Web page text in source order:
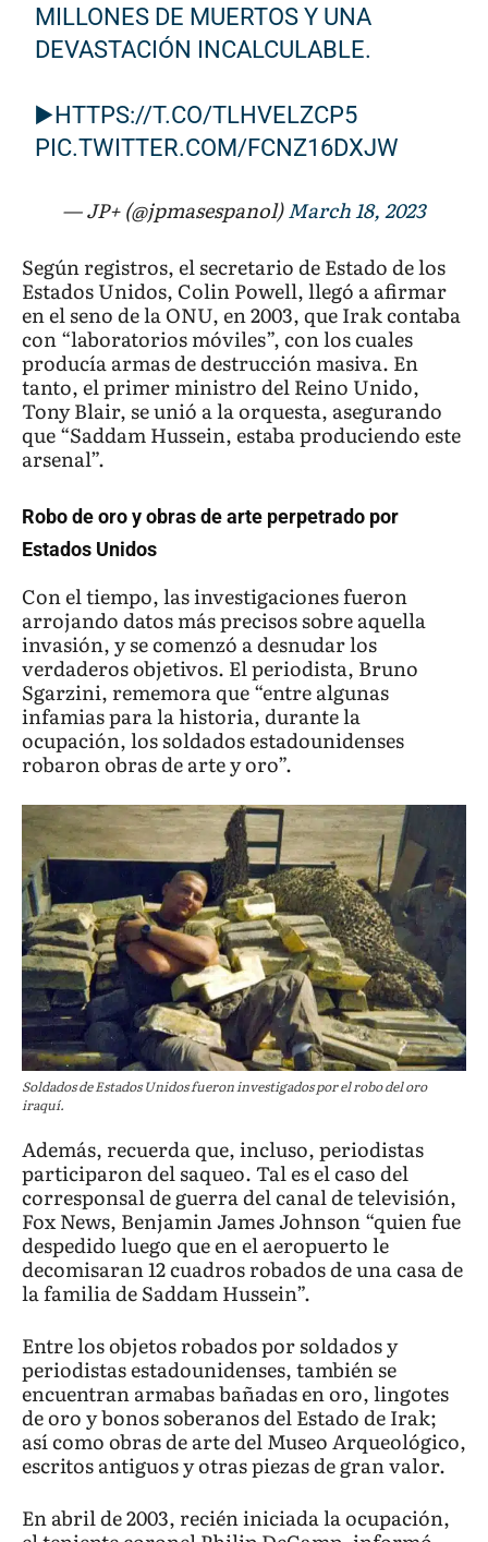
MILLONES DE MUERTOS Y UNA
DEVASTACIÓN INCALCULABLE.
▶️HTTPS://T.CO/TLHVELZCP5
PIC.TWITTER.COM/FCNZ16DXJW
— JP+ (@jpmasespanol)March 18, 2023
Según registros, el secretario de Estado de los
Estados Unidos, Colin Powell, llegó a afirmar
en el seno de la ONU, en 2003, que Irak contaba
con “laboratorios móviles”, con los cuales
producía armas de destrucción masiva. En
tanto, el primer ministro del Reino Unido,
Tony Blair, se unió a la orquesta, asegurando
que “Saddam Hussein, estaba produciendo este
arsenal”.
Robo de oro y obras de arte perpetrado por
Estados Unidos
Con el tiempo, las investigaciones fueron
arrojando datos más precisos sobre aquella
invasión, y se comenzó a desnudar los
verdaderos objetivos. El periodista, Bruno
Sgarzini, rememora que “entre algunas
infamias para la historia, durante la
ocupación, los soldados estadounidenses
robaron obras de arte y oro”.
Soldados de Estados Unidos fueron investigados por el robo del oro
iraquí.
Además, recuerda que, incluso, periodistas
participaron del saqueo. Tal es el caso del
corresponsal de guerra del canal de televisión,
Fox News, Benjamin James Johnson “quien fue
despedido luego que en el aeropuerto le
decomisaran 12 cuadros robados de una casa de
la familia de Saddam Hussein”.
Entre los objetos robados por soldados y
periodistas estadounidenses, también se
encuentran armabas bañadas en oro, lingotes
de oro y bonos soberanos del Estado de Irak;
así como obras de arte del Museo Arqueológico,
escritos antiguos y otras piezas de gran valor.
En abril de 2003, recién iniciada la ocupación,